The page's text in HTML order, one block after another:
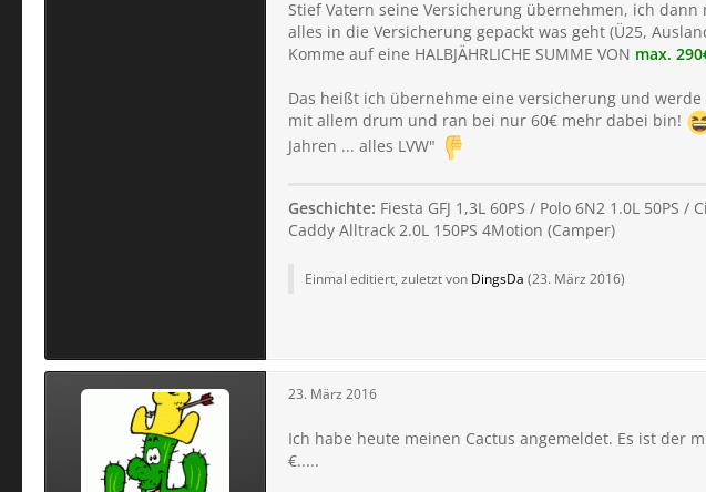
Stief Vatern seine Versicherung übernehmen, ich dann
alles in die Versicherung gepackt was geht (Ü25,
Komme auf eine HALBJÄHRLICHE SUMME VON max.
Das heißt ich übernehme eine versicherung und
mit allem drum und ran bei nur 60€ mehr dabei bin!
Jahren ... alles LVW"
Geschichte: Fiesta GFJ 1,3L 60PS / Polo 6N2 1.0L 50PS
Caddy Alltrack 2.0L 150PS 4Motion (Camper)
Einmal editiert, zuletzt von DingsDa (23. März 2016)
23. März 2016
Ich habe heute meinen Cactus angemeldet. Es ist der
€.....